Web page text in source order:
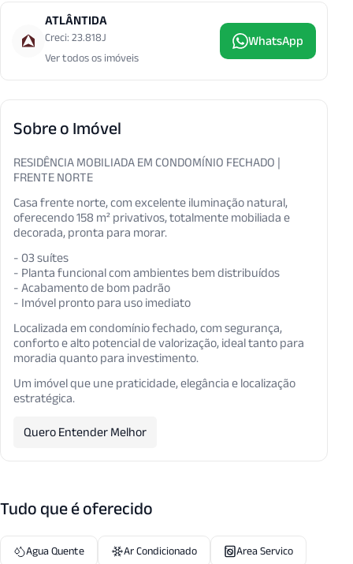
ATLÂNTIDA
Creci: 23.818J
Ver todos os imóveis
WhatsApp
Sobre o Imóvel
RESIDÊNCIA MOBILIADA EM CONDOMÍNIO FECHADO |
FRENTE NORTE
Casa frente norte, com excelente iluminação natural,
oferecendo 158 m² privativos, totalmente mobiliada e
decorada, pronta para morar.
- 03 suítes
- Planta funcional com ambientes bem distribuídos
- Acabamento de bom padrão
- Imóvel pronto para uso imediato
Localizada em condomínio fechado, com segurança,
conforto e alto potencial de valorização, ideal tanto para
moradia quanto para investimento.
Um imóvel que une praticidade, elegância e localização
estratégica.
Quero Entender Melhor
Tudo que é oferecido
Agua Quente Ar Condicionado
Area Servico